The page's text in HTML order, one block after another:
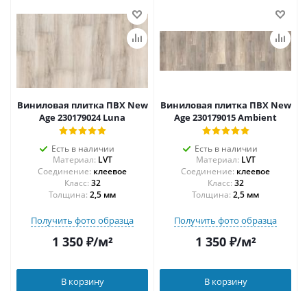
Виниловая плитка ПВХ New
Age 230179024 Luna
Есть в наличии
Материал: LVT
Соединение: клеевое
32
Толщина: 2,5 мм
Получить фото образца
1 350₽/м²
В корзину
Виниловая плитка ПВХ New
Age 230179015 Ambient
Есть в наличии
Материал: LVT
Соединение: клеевое
32
Толщина: 2,5 мм
Получить фото образца
1 350₽/м²
В корзину